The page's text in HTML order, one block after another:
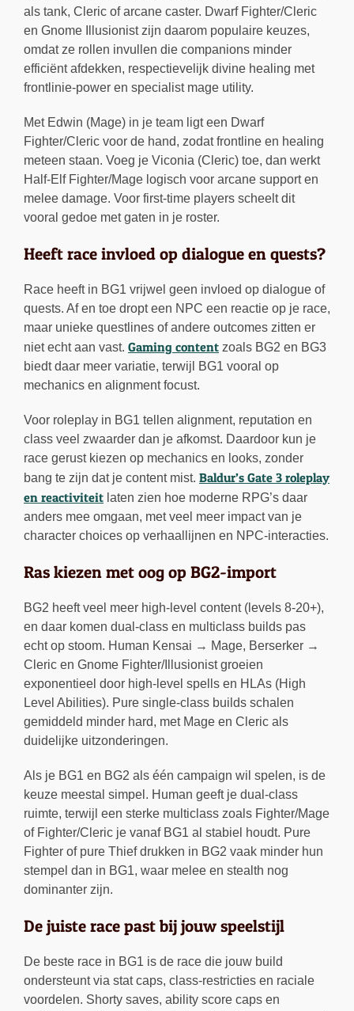
als tank, Cleric of arcane caster. Dwarf Fighter/Cleric
en Gnome Illusionist zijn daarom populaire keuzes,
omdat ze rollen invullen die companions minder
efficiënt afdekken, respectievelijk divine healing met
frontlinie-power en specialist mage utility.
Met Edwin (Mage) in je team ligt een Dwarf
Fighter/Cleric voor de hand, zodat frontline en healing
meteen staan. Voeg je Viconia (Cleric) toe, dan werkt
Half-Elf Fighter/Mage logisch voor arcane support en
melee damage. Voor first-time players scheelt dit
vooral gedoe met gaten in je roster.
Heeft race invloed op dialogue en quests?
Race heeft in BG1 vrijwel geen invloed op dialogue of
quests. Af en toe dropt een NPC een reactie op je race,
maar unieke questlines of andere outcomes zitten er
niet echt aan vast. Gaming content zoals BG2 en BG3
biedt daar meer variatie, terwijl BG1 vooral op
mechanics en alignment focust.
Voor roleplay in BG1 tellen alignment, reputation en
class veel zwaarder dan je afkomst. Daardoor kun je
race gerust kiezen op mechanics en looks, zonder
bang te zijn dat je content mist. Baldur’s Gate 3 roleplay
en reactiviteit laten zien hoe moderne RPG’s daar
anders mee omgaan, met veel meer impact van je
character choices op verhaallijnen en NPC-interacties.
Ras kiezen met oog op BG2-import
BG2 heeft veel meer high-level content (levels 8-20+),
en daar komen dual-class en multiclass builds pas
echt op stoom. Human Kensai → Mage, Berserker →
Cleric en Gnome Fighter/Illusionist groeien
exponentieel door high-level spells en HLAs (High
Level Abilities). Pure single-class builds schalen
gemiddeld minder hard, met Mage en Cleric als
duidelijke uitzonderingen.
Als je BG1 en BG2 als één campaign wil spelen, is de
keuze meestal simpel. Human geeft je dual-class
ruimte, terwijl een sterke multiclass zoals Fighter/Mage
of Fighter/Cleric je vanaf BG1 al stabiel houdt. Pure
Fighter of pure Thief drukken in BG2 vaak minder hun
stempel dan in BG1, waar melee en stealth nog
dominanter zijn.
De juiste race past bij jouw speelstijl
De beste race in BG1 is de race die jouw build
ondersteunt via stat caps, class-restricties en raciale
voordelen. Shorty saves, ability score caps en